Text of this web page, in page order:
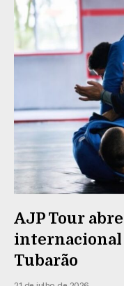
AJP Tour
Tubarão